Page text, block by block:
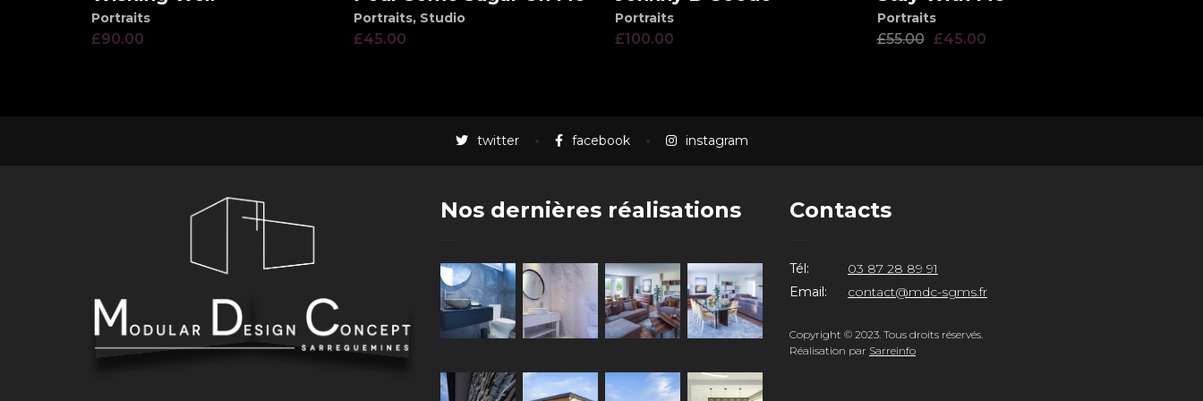
Portraits
£90.00
Portraits, Studio
£45.00
Portraits
£100.00
Portraits
£55.00 £45.00
twitter facebook instagram
Nos dernières réalisations Contacts
Tél:
03 87 28 89 91
Email:
contact@mdc-sgms.fr
Copyright © 2023. Tous droits réservés.
Réalisation par Sarreinfo